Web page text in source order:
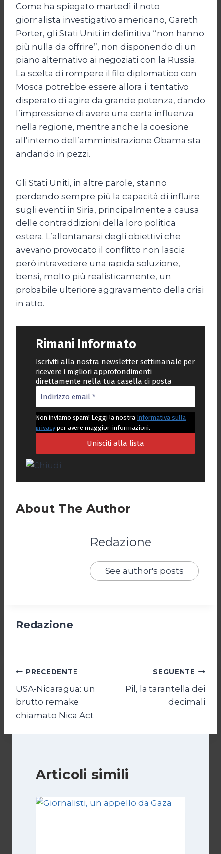
Come ha spiegato martedì il noto
giornalista investigativo americano, Gareth
Porter, gli Stati Uniti in definitiva “non hanno
più nulla da offrire”, non disponendo di un
piano alternativo ai negoziati con la Russia.
La scelta di rompere il filo diplomatico con
Mosca potrebbe essere allora il tentativo
disperato di agire da grande potenza, dando
l’impressione di avere una certa influenza
nella regione, mentre anche la coesione
all’interno dell’amministrazione Obama sta
andando in pezzi.
Gli Stati Uniti, in altre parole, stanno
perdendo sempre più la capacità di influire
sugli eventi in Siria, principalmente a causa
delle contraddizioni della loro politica
estera. L’allontanarsi degli obiettivi che
avevano provocato il conflitto non lascia
però intravedere una rapida soluzione,
bensì, molto più realisticamente, un
probabile ulteriore aggravamento della crisi
in atto.
Rimani Informato
Iscriviti alla nostra newsletter settimanale per
ricevere i migliori approfondimenti
direttamente nella tua casella di posta
Non inviamo spam! Leggi la nostra Informativa sulla
privacy per avere maggiori informazioni.
About The Author
Redazione
See author's posts
Redazione
Navigazione
articoli
PRECEDENTE
USA-Nicaragua: un
brutto remake
chiamato Nica Act
SEGUENTE
Pil, la tarantella dei
decimali
Articoli simili